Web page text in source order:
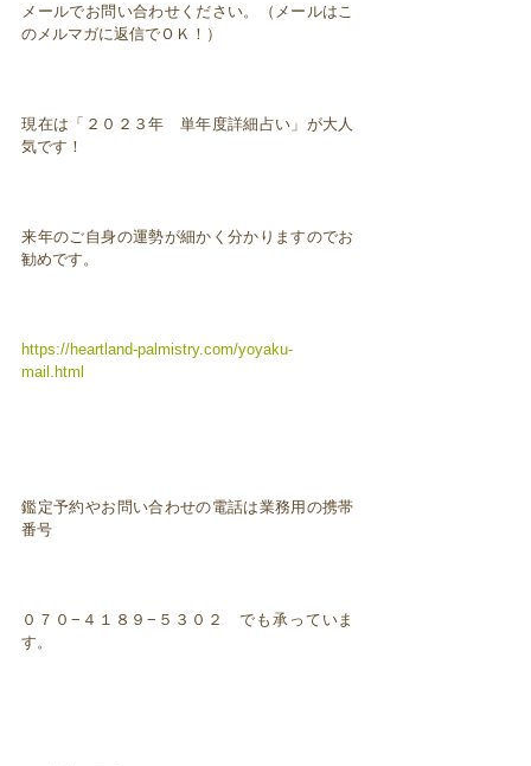
メールでお問い合わせください。（メールはこ
のメルマガに返信でＯＫ！）
現在は「２０２３年 単年度詳細占い」が大人
気です！
来年のご自身の運勢が細かく分かりますのでお
勧めです。
https://heartland-palmistry.com/yoyaku-
mail.html
鑑定予約やお問い合わせの電話は業務用の携帯
番号
０７０−４１８９−５３０２ でも承っていま
す。